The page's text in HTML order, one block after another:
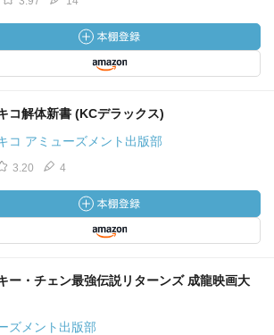
コ解体新書 (KCデラックス)
コ アミューズメント出版部
3.20 4
ー・チェン最強伝説リターンズ 成龍映画大
ズメント出版部